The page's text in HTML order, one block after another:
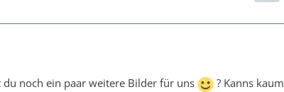
du noch ein paar weitere Bilder für uns
? Kanns kaum